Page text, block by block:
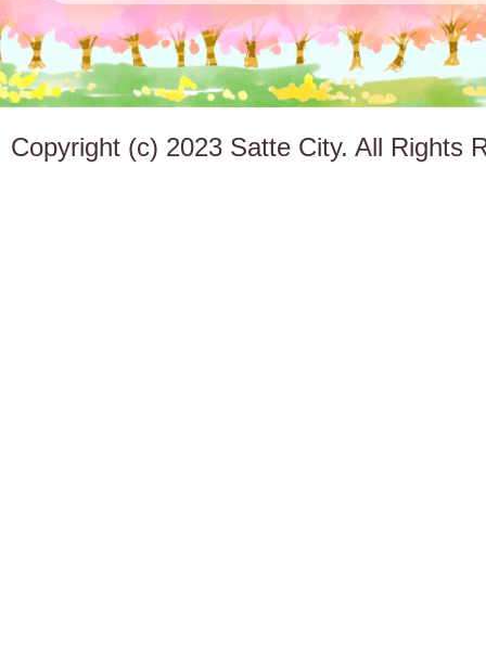
Copyright (c) 2023 Satte City. All Rights